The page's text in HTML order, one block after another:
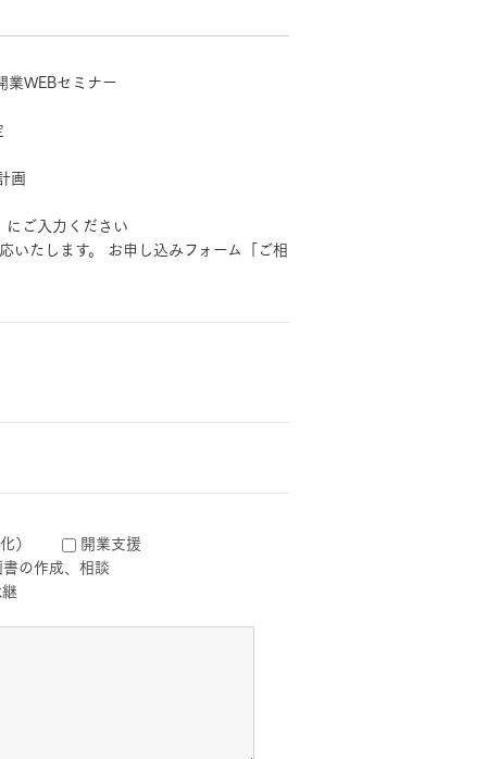
WEBセミナー
画
にご入力ください
たします。 お申し込みフォーム「ご相
）
開業支援
の作成、相談